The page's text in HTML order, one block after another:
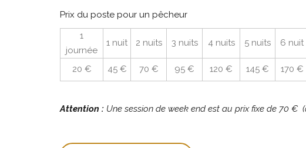
Prix du poste pour un pêcheur
1
journée
1 nuit 2 nuits 3 nuits 4 nuits 5 nuits 6 nuit
20 € 45 € 70 € 95 € 120 € 145 € 170 €
Attention : Une session de week end est au prix fixe de 70 €